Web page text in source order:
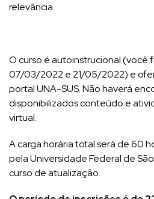
relevância.
O curso é autoinstrucional (você
07/03/2022 e 21/05/2022) e
portal UNA-SUS. Não haverá
disponibilizados conteúdo e
virtual.
A carga horária total será de 60
pela Universidade Federal de
curso de atualização.